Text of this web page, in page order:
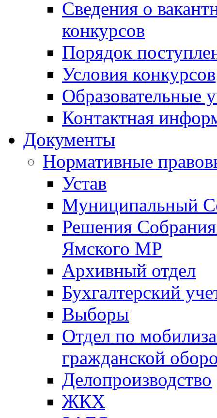
Сведения о
конкурсов
Порядок
Условия конкурсов
Образовательные
Контактная
Документы
Нормативные
Устав
Муниципальный
Решения
Ямского МР
Архивный отдел
Бухгалтерский
Выборы
Отдел по
гражданской
Делопроизводство
ЖКХ